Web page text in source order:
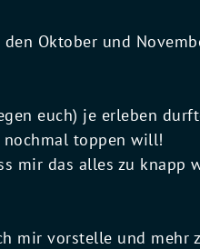
Oktober und
euch) je erleben
nochmal toppen will!
mir das alles zu knapp
mir vorstelle und mehr